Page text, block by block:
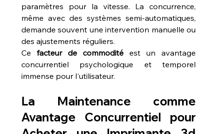
paramètres pour la vitesse. La concurrence,
même avec des systèmes semi-automatiques,
demande souvent une intervention manuelle ou
des ajustements réguliers.
Ce facteur de commodité est un avantage
concurrentiel psychologique et temporel
immense pour l'utilisateur.
La Maintenance comme